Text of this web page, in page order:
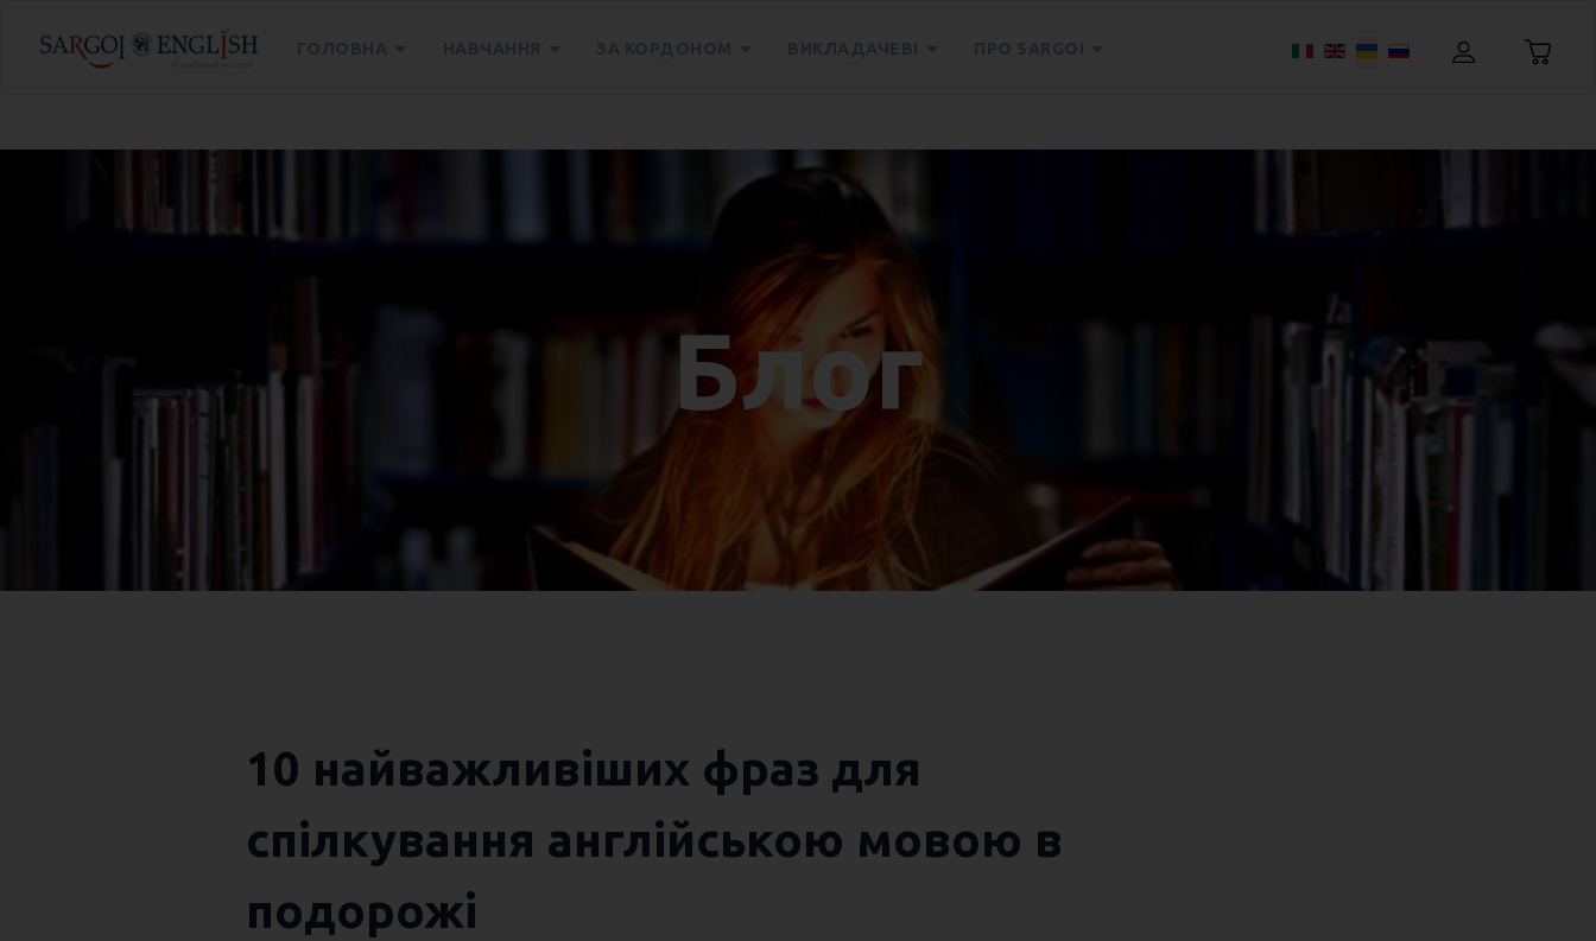
Оберіть свою мову
Блог
10 найважливіших фраз для
спілкування англійською мовою в
подорожі